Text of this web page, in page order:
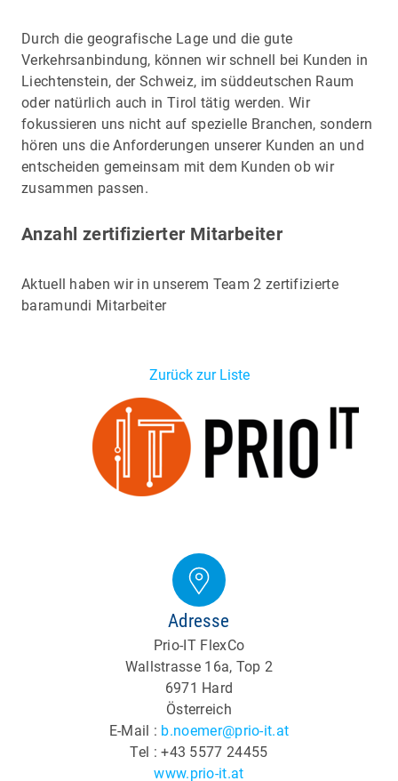
Durch die geografische Lage und die gute
Verkehrsanbindung, können wir schnell bei Kunden in
Liechtenstein, der Schweiz, im süddeutschen Raum
oder natürlich auch in Tirol tätig werden. Wir
fokussieren uns nicht auf spezielle Branchen, sondern
hören uns die Anforderungen unserer Kunden an und
entscheiden gemeinsam mit dem Kunden ob wir
zusammen passen.
Anzahl zertifizierter Mitarbeiter
Aktuell haben wir in unserem Team 2 zertifizierte
baramundi Mitarbeiter
Zurück zur Liste
Adresse
Prio-IT FlexCo
Wallstrasse 16a, Top 2
6971 Hard
Österreich
E-Mail : b.noemer@prio-it.at
Tel : +43 5577 24455
www.prio-it.at